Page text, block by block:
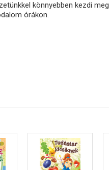
könnyebben kezdi
órákon.